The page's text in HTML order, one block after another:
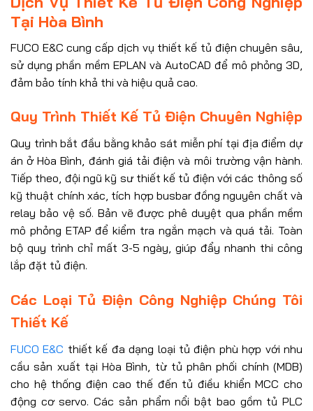
Tại Hòa Bình
FUCO E&C cung cấp dịch vụ thiết kế tủ điện chuyên sâu,
sử dụng phần mềm EPLAN và AutoCAD để mô phỏng 3D,
đảm bảo tính khả thi và hiệu quả cao.
Quy Trình Thiết Kế Tủ Điện Chuyên Nghiệp
Quy trình bắt đầu bằng khảo sát miễn phí tại địa điểm dự
án ở Hòa Bình, đánh giá tải điện và môi trường vận hành.
Tiếp theo, đội ngũ kỹ sư thiết kế tủ điện với các thông số
kỹ thuật chính xác, tích hợp busbar đồng nguyên chất và
relay bảo vệ số. Bản vẽ được phê duyệt qua phần mềm
mô phỏng ETAP để kiểm tra ngắn mạch và quá tải. Toàn
bộ quy trình chỉ mất 3-5 ngày, giúp đẩy nhanh thi công
lắp đặt tủ điện.
Các Loại Tủ Điện Công Nghiệp Chúng Tôi
Thiết Kế
FUCO E&C thiết kế đa dạng loại tủ điện phù hợp với nhu
cầu sản xuất tại Hòa Bình, từ tủ phân phối chính (MDB)
cho hệ thống điện cao thế đến tủ điều khiển MCC cho
động cơ servo. Các sản phẩm nổi bật bao gồm tủ PLC